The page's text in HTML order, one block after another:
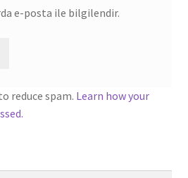
e-posta ile bilgilendir.
reduce spam. Learn how your